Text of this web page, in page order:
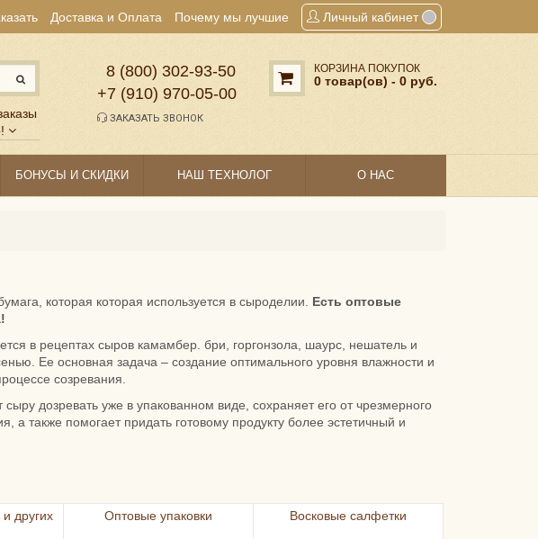
Доставка и Оплата Почему мы лучшие Личный кабинет
8 (800) 302‑93‑50
+7 (910) 970‑05‑00
ЗАКАЗАТЬ ЗВОНОК
КОРЗИНА ПОКУПОК
0 товар(ов) - 0 руб.
БОНУСЫ И СКИДКИ НАШ ТЕХНОЛОГ О НАС
которая которая используется в сыроделии. Есть оптовые
в рецептах сыров камамбер. бри, горгонзола, шаурс, нешатель и
Ее основная задача – создание оптимального уровня влажности и
созревания.
сыру дозревать уже в упакованном виде, сохраняет его от чрезмерного
а также помогает придать готовому продукту более эстетичный и
других
Оптовые упаковки Восковые салфетки